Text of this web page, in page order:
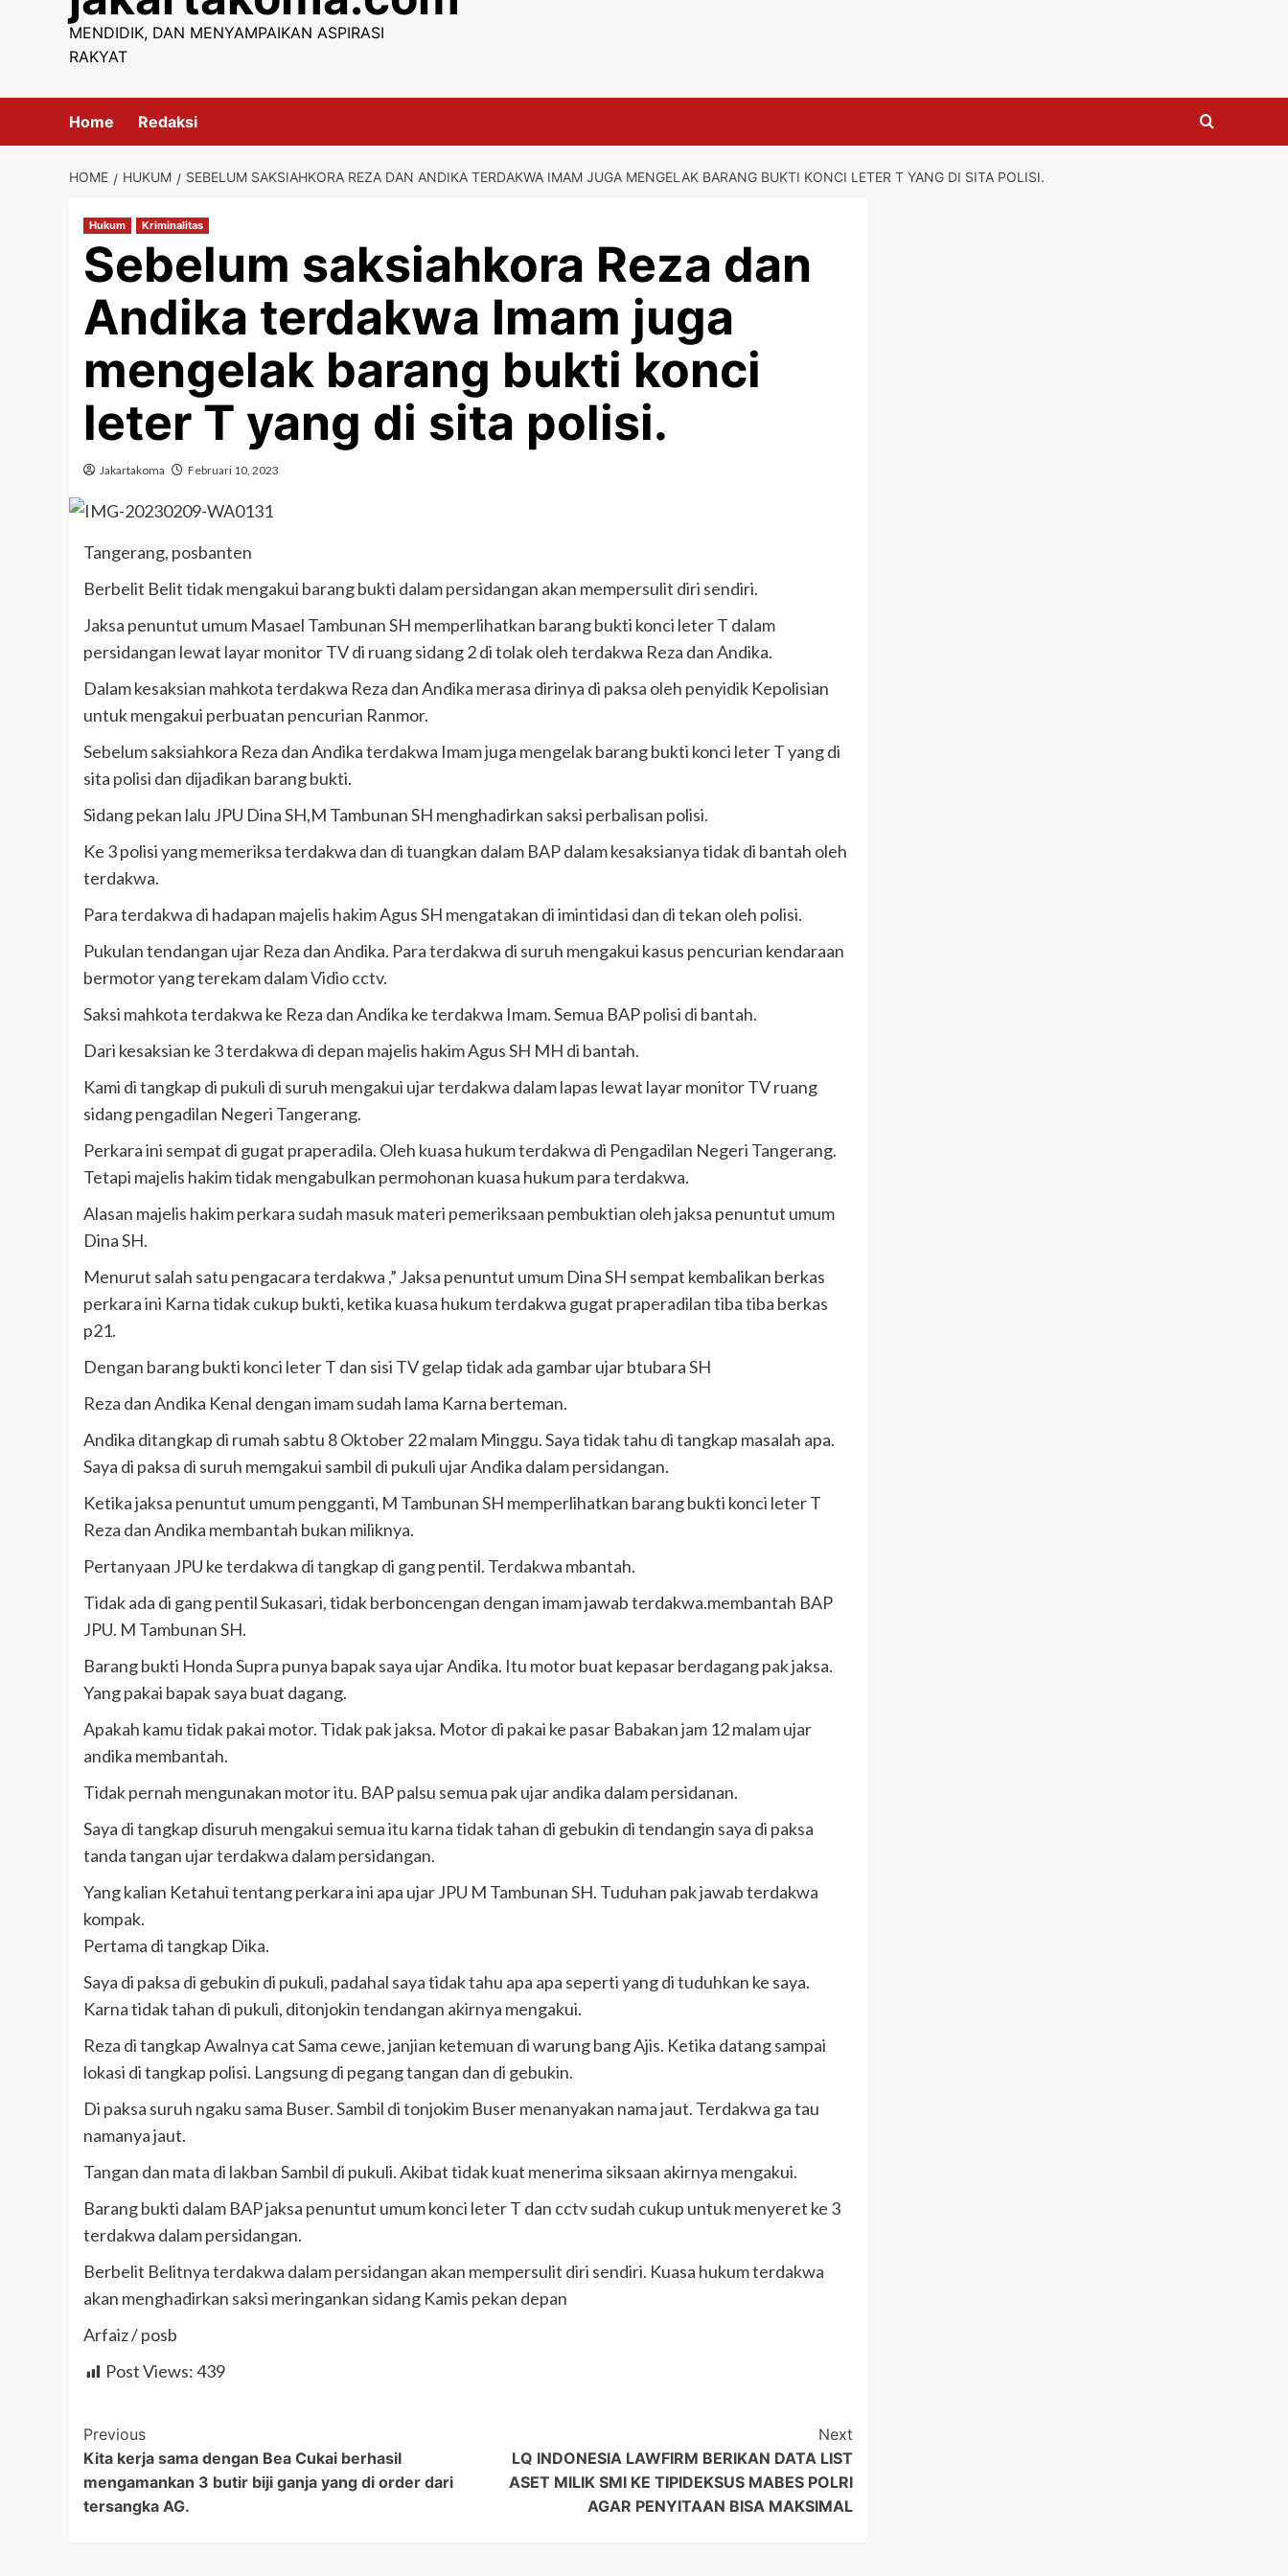
MENDIDIK, DAN MENYAMPAIKAN ASPIRASI
RAKYAT
Home Redaksi
HOME HUKUM SEBELUM SAKSIAHKORA REZA DAN ANDIKA TERDAKWA IMAM JUGA MENGELAK BARANG BUKTI KONCI LETER T YANG DI SITA POLISI.
Hukum Kriminalitas
Sebelum saksiahkora Reza dan
Andika terdakwa Imam juga
mengelak barang bukti konci
leter T yang di sita polisi.
Jakartakoma Februari 10, 2023
Tangerang, posbanten
Berbelit Belit tidak mengakui barang bukti dalam persidangan akan mempersulit diri sendiri.
Jaksa penuntut umum Masael Tambunan SH memperlihatkan barang bukti konci leter T dalam
persidangan lewat layar monitor TV di ruang sidang 2 di tolak oleh terdakwa Reza dan Andika.
Dalam kesaksian mahkota terdakwa Reza dan Andika merasa dirinya di paksa oleh penyidik Kepolisian
untuk mengakui perbuatan pencurian Ranmor.
Sebelum saksiahkora Reza dan Andika terdakwa Imam juga mengelak barang bukti konci leter T yang di
sita polisi dan dijadikan barang bukti.
Sidang pekan lalu JPU Dina SH,M Tambunan SH menghadirkan saksi perbalisan polisi.
Ke 3 polisi yang memeriksa terdakwa dan di tuangkan dalam BAP dalam kesaksianya tidak di bantah oleh
terdakwa.
Para terdakwa di hadapan majelis hakim Agus SH mengatakan di imintidasi dan di tekan oleh polisi.
Pukulan tendangan ujar Reza dan Andika. Para terdakwa di suruh mengakui kasus pencurian kendaraan
bermotor yang terekam dalam Vidio cctv.
Saksi mahkota terdakwa ke Reza dan Andika ke terdakwa Imam. Semua BAP polisi di bantah.
Dari kesaksian ke 3 terdakwa di depan majelis hakim Agus SH MH di bantah.
Kami di tangkap di pukuli di suruh mengakui ujar terdakwa dalam lapas lewat layar monitor TV ruang
sidang pengadilan Negeri Tangerang.
Perkara ini sempat di gugat praperadila. Oleh kuasa hukum terdakwa di Pengadilan Negeri Tangerang.
Tetapi majelis hakim tidak mengabulkan permohonan kuasa hukum para terdakwa.
Alasan majelis hakim perkara sudah masuk materi pemeriksaan pembuktian oleh jaksa penuntut umum
Dina SH.
Menurut salah satu pengacara terdakwa ,” Jaksa penuntut umum Dina SH sempat kembalikan berkas
perkara ini Karna tidak cukup bukti, ketika kuasa hukum terdakwa gugat praperadilan tiba tiba berkas
p21.
Dengan barang bukti konci leter T dan sisi TV gelap tidak ada gambar ujar btubara SH
Reza dan Andika Kenal dengan imam sudah lama Karna berteman.
Andika ditangkap di rumah sabtu 8 Oktober 22 malam Minggu. Saya tidak tahu di tangkap masalah apa.
Saya di paksa di suruh memgakui sambil di pukuli ujar Andika dalam persidangan.
Ketika jaksa penuntut umum pengganti, M Tambunan SH memperlihatkan barang bukti konci leter T
Reza dan Andika membantah bukan miliknya.
Pertanyaan JPU ke terdakwa di tangkap di gang pentil. Terdakwa mbantah.
Tidak ada di gang pentil Sukasari, tidak berboncengan dengan imam jawab terdakwa.membantah BAP
JPU. M Tambunan SH.
Barang bukti Honda Supra punya bapak saya ujar Andika. Itu motor buat kepasar berdagang pak jaksa.
Yang pakai bapak saya buat dagang.
Apakah kamu tidak pakai motor. Tidak pak jaksa. Motor di pakai ke pasar Babakan jam 12 malam ujar
andika membantah.
Tidak pernah mengunakan motor itu. BAP palsu semua pak ujar andika dalam persidanan.
Saya di tangkap disuruh mengakui semua itu karna tidak tahan di gebukin di tendangin saya di paksa
tanda tangan ujar terdakwa dalam persidangan.
Yang kalian Ketahui tentang perkara ini apa ujar JPU M Tambunan SH. Tuduhan pak jawab terdakwa
kompak.
Pertama di tangkap Dika.
Saya di paksa di gebukin di pukuli, padahal saya tidak tahu apa apa seperti yang di tuduhkan ke saya.
Karna tidak tahan di pukuli, ditonjokin tendangan akirnya mengakui.
Reza di tangkap Awalnya cat Sama cewe, janjian ketemuan di warung bang Ajis. Ketika datang sampai
lokasi di tangkap polisi. Langsung di pegang tangan dan di gebukin.
Di paksa suruh ngaku sama Buser. Sambil di tonjokim Buser menanyakan nama jaut. Terdakwa ga tau
namanya jaut.
Tangan dan mata di lakban Sambil di pukuli. Akibat tidak kuat menerima siksaan akirnya mengakui.
Barang bukti dalam BAP jaksa penuntut umum konci leter T dan cctv sudah cukup untuk menyeret ke 3
terdakwa dalam persidangan.
Berbelit Belitnya terdakwa dalam persidangan akan mempersulit diri sendiri. Kuasa hukum terdakwa
akan menghadirkan saksi meringankan sidang Kamis pekan depan
Arfaiz / posb
Post Views:439
Post
Navigation
Previous
Kita kerja sama dengan Bea Cukai berhasil
mengamankan 3 butir biji ganja yang di order dari
tersangka AG.
Next
LQ INDONESIA LAWFIRM BERIKAN DATA LIST
ASET MILIK SMI KE TIPIDEKSUS MABES POLRI
AGAR PENYITAAN BISA MAKSIMAL